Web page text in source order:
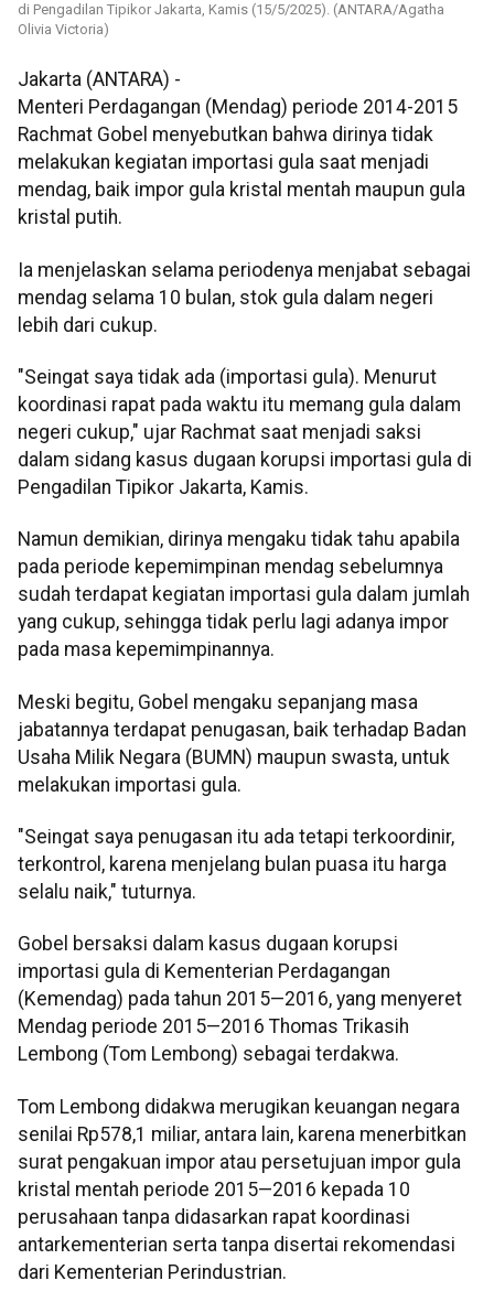
di Pengadilan Tipikor Jakarta, Kamis (15/5/2025). (ANTARA/Agatha
Olivia Victoria)
Jakarta (ANTARA) -
Menteri Perdagangan (Mendag) periode 2014-2015
Rachmat Gobel menyebutkan bahwa dirinya tidak
melakukan kegiatan importasi gula saat menjadi
mendag, baik impor gula kristal mentah maupun gula
kristal putih.
Ia menjelaskan selama periodenya menjabat sebagai
mendag selama 10 bulan, stok gula dalam negeri
lebih dari cukup.
"Seingat saya tidak ada (importasi gula). Menurut
koordinasi rapat pada waktu itu memang gula dalam
negeri cukup," ujar Rachmat saat menjadi saksi
dalam sidang kasus dugaan korupsi importasi gula di
Pengadilan Tipikor Jakarta, Kamis.
Namun demikian, dirinya mengaku tidak tahu apabila
pada periode kepemimpinan mendag sebelumnya
sudah terdapat kegiatan importasi gula dalam jumlah
yang cukup, sehingga tidak perlu lagi adanya impor
pada masa kepemimpinannya.
Meski begitu, Gobel mengaku sepanjang masa
jabatannya terdapat penugasan, baik terhadap Badan
Usaha Milik Negara (BUMN) maupun swasta, untuk
melakukan importasi gula.
"Seingat saya penugasan itu ada tetapi terkoordinir,
terkontrol, karena menjelang bulan puasa itu harga
selalu naik," tuturnya.
Gobel bersaksi dalam kasus dugaan korupsi
importasi gula di Kementerian Perdagangan
(Kemendag) pada tahun 2015—2016, yang menyeret
Mendag periode 2015—2016 Thomas Trikasih
Lembong (Tom Lembong) sebagai terdakwa.
Tom Lembong didakwa merugikan keuangan negara
senilai Rp578,1 miliar, antara lain, karena menerbitkan
surat pengakuan impor atau persetujuan impor gula
kristal mentah periode 2015—2016 kepada 10
perusahaan tanpa didasarkan rapat koordinasi
antarkementerian serta tanpa disertai rekomendasi
dari Kementerian Perindustrian.